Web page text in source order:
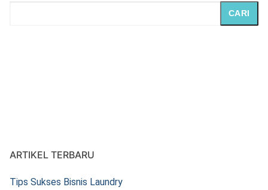
CARI
ARTIKEL TERBARU
Tips Sukses Bisnis Laundry